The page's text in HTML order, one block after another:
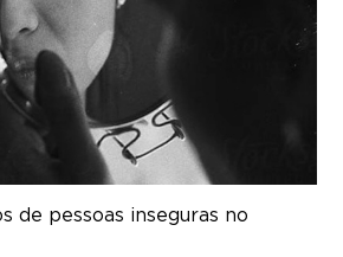
de pessoas inseguras no